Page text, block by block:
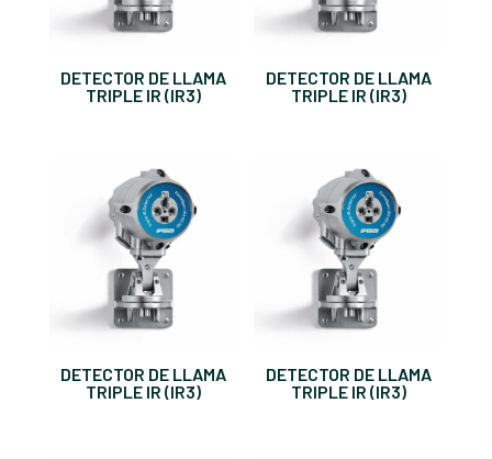
DETECTOR DE LLAMA
TRIPLE IR (IR3)
DETECTOR DE LLAMA
TRIPLE IR (IR3)
DETECTOR DE LLAMA
TRIPLE IR (IR3)
DETECTOR DE LLAMA
TRIPLE IR (IR3)